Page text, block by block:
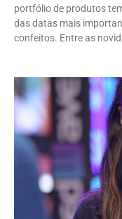
portfólio de produtos
das datas mais
confeitos. Entre as